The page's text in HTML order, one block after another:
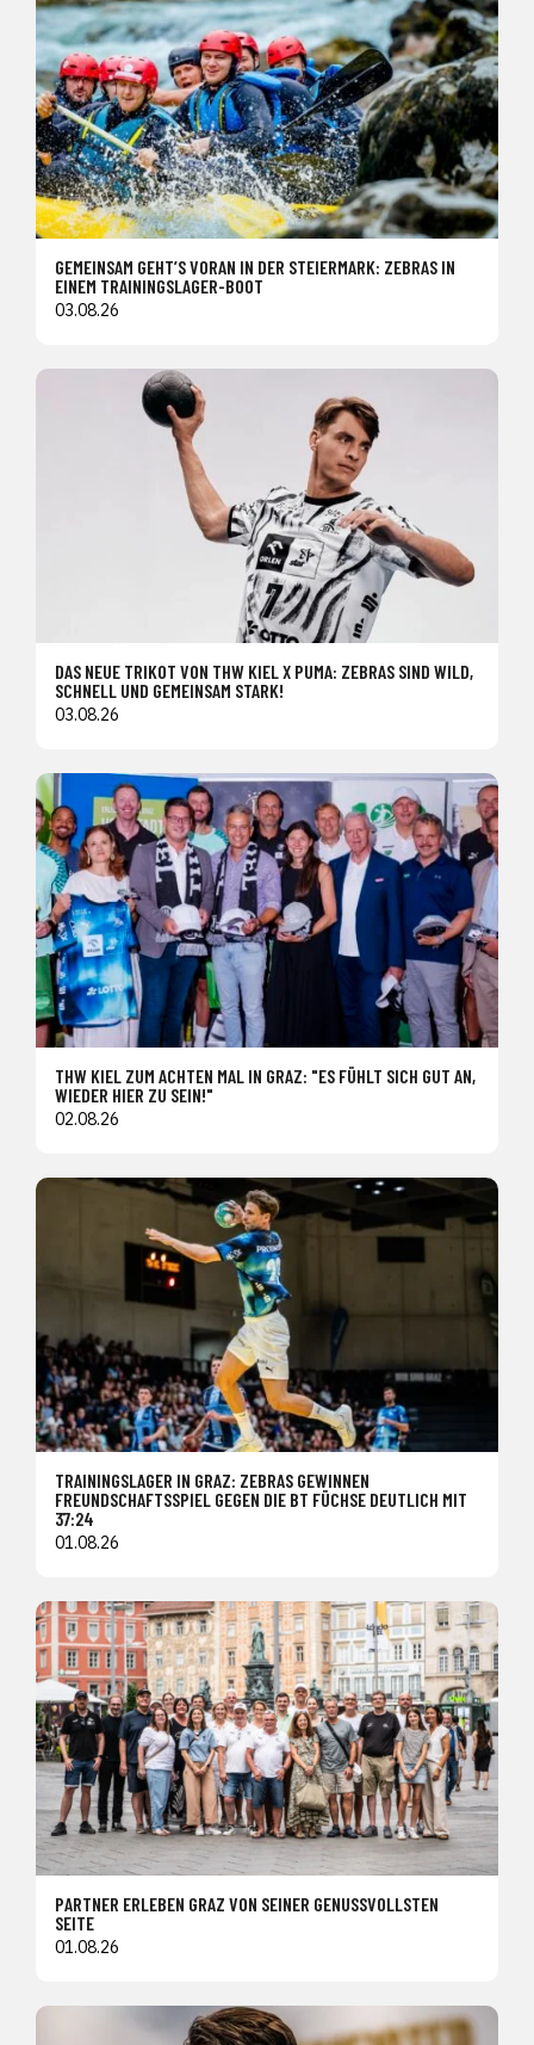
GEMEINSAM GEHT’S VORAN IN DER STEIERMARK: ZEBRAS IN
EINEM TRAININGSLAGER-BOOT
03.08.26
DAS NEUE TRIKOT VON THW KIEL X PUMA: ZEBRAS SIND WILD,
SCHNELL UND GEMEINSAM STARK!
03.08.26
THW KIEL ZUM ACHTEN MAL IN GRAZ: "ES FÜHLT SICH GUT AN,
WIEDER HIER ZU SEIN!"
02.08.26
TRAININGSLAGER IN GRAZ: ZEBRAS GEWINNEN
FREUNDSCHAFTSSPIEL GEGEN DIE BT FÜCHSE DEUTLICH MIT
37:24
01.08.26
PARTNER ERLEBEN GRAZ VON SEINER GENUSSVOLLSTEN
SEITE
01.08.26